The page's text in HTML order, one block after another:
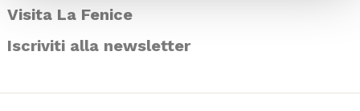
Visita La Fenice
Iscriviti alla newsletter